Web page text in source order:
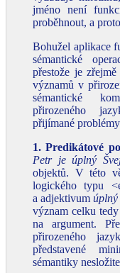
jméno není
proběhnout, a
Bohužel aplikace
sémantické
přestože je
významů v
sémantické
přirozeného
přijímané
1. Predikátové
Petr je úplný
objektů. V této
logického typu
a adjektivumúplný
význam celku
na argument.
přirozeného
představené
sémantiky